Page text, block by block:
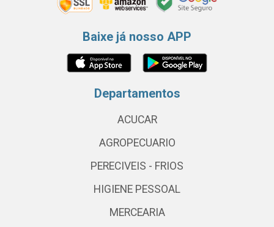
Baixe já nosso APP
Departamentos
ACUCAR
AGROPECUARIO
PERECIVEIS - FRIOS
HIGIENE PESSOAL
MERCEARIA